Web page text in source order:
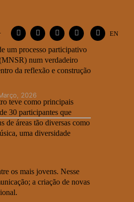
FacebookInstagramVimeo Flickr Contactos
EN
2026
um processo participativo
num verdadeiro
da reflexão e construção
teve como principais
30 participantes que
de áreas tão diversas como
uma diversidade
os mais jovens. Nesse
a criação de novas